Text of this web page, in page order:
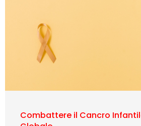
Combattere il Cancro